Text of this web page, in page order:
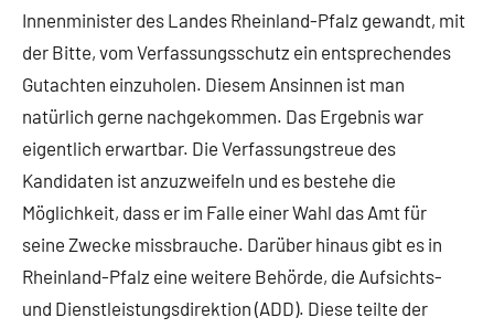
Innenminister des Landes Rheinland-Pfalz gewandt, mit
der Bitte, vom Verfassungsschutz ein entsprechendes
Gutachten einzuholen. Diesem Ansinnen ist man
natürlich gerne nachgekommen. Das Ergebnis war
eigentlich erwartbar. Die Verfassungstreue des
Kandidaten ist anzuzweifeln und es bestehe die
Möglichkeit, dass er im Falle einer Wahl das Amt für
seine Zwecke missbrauche. Darüber hinaus gibt es in
Rheinland-Pfalz eine weitere Behörde, die Aufsichts-
und Dienstleistungsdirektion (ADD). Diese teilte der